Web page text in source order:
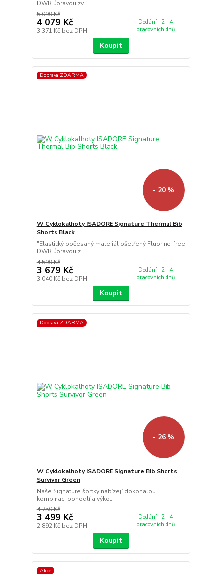
DWR úpravou zv...
5 099 Kč
4 079 Kč
3 371 Kč bez DPH
Dodání : 2 - 4
pracovních dnů
Koupit
Doprava ZDARMA
- 20 %
W Cyklokalhoty ISADORE Signature Thermal Bib
Shorts Black
"Elastický počesaný materiál ošetřený Fluorine-free
DWR úpravou z...
4 599 Kč
3 679 Kč
3 040 Kč bez DPH
Dodání : 2 - 4
pracovních dnů
Koupit
Doprava ZDARMA
- 26 %
W Cyklokalhoty ISADORE Signature Bib Shorts
Survivor Green
Naše Signature šortky nabízejí dokonalou
kombinaci pohodlí a výko...
4 750 Kč
3 499 Kč
2 892 Kč bez DPH
Dodání : 2 - 4
pracovních dnů
Koupit
Akce